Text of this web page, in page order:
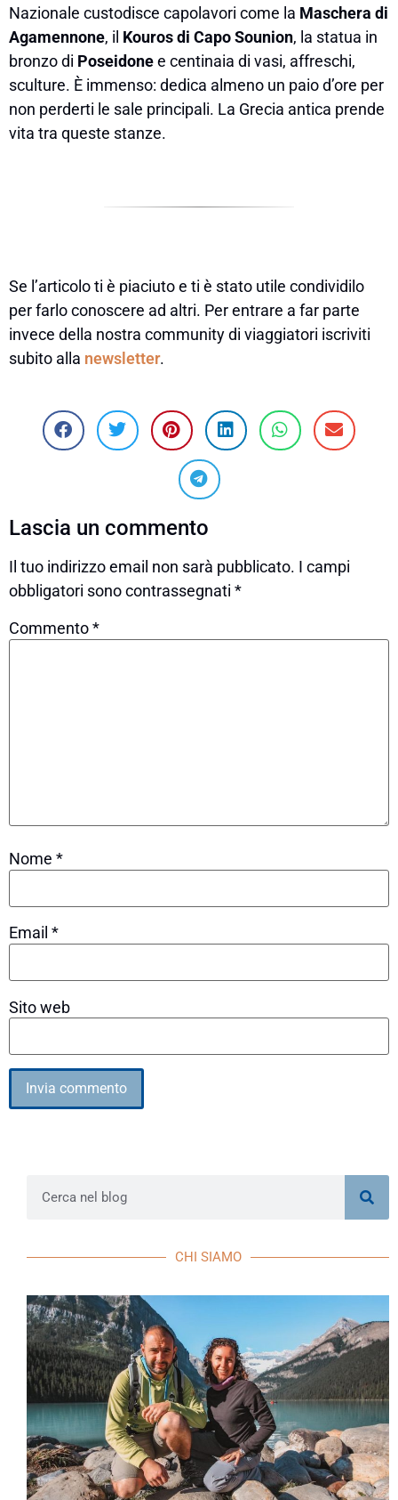
Nazionale custodisce capolavori come la Maschera di
Agamennone, il Kouros di Capo Sounion, la statua in
bronzo di Poseidonee centinaia di vasi, affreschi,
sculture. È immenso: dedica almeno un paio d’ore per
non perderti le sale principali. La Grecia antica prende
vita tra queste stanze.
Se l’articolo ti è piaciuto e ti è stato utile condividilo
per farlo conoscere ad altri. Per entrare a far parte
invece della nostra community di viaggiatori iscriviti
subito alla newsletter.
Lascia un commento
Il tuo indirizzo email non sarà pubblicato. I campi
obbligatori sono contrassegnati *
Commento*
Nome *
Email *
Sito web
CHI SIAMO